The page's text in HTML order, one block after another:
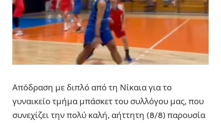
Απόδραση με διπλό από τη Νίκαια για το
γυναικείο τμήμα μπάσκετ του συλλόγου μας, που
συνεχίζει την πολύ καλή, αήττητη (8/8) παρουσία